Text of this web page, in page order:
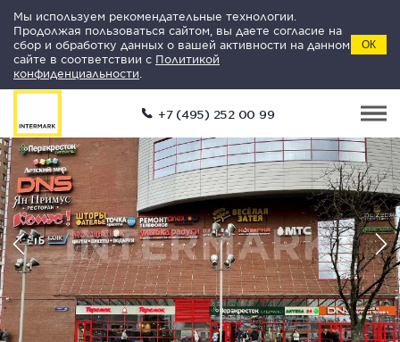
Мы используем рекомендательные технологии.
Продолжая пользоваться сайтом, вы даете согласие на
сбор и обработку данных о вашей активности на данном
сайте в соответствии с Политикой
конфиденциальности
ОК
+7 (495) 252 00 99